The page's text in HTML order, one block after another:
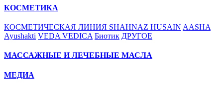
КОСМЕТИКА
КОСМЕТИЧЕСКАЯ ЛИНИЯ SHAHNAZ HUSAIN AASHA
Ayushakti VEDA VEDICA Биотик ДРУГОЕ
МАССАЖНЫЕ И ЛЕЧЕБНЫЕ МАСЛА
МЕДИА